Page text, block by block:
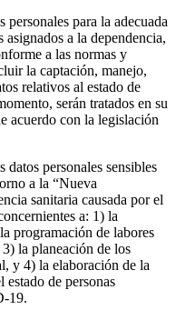
para la adecuada
a la dependencia,
a las normas y
la captación, manejo,
relativos al estado de
serán tratados en su
acuerdo con la legislación
personales sensibles
a la “Nueva
sanitaria causada por el
a: 1) la
programación de labores
la planeación de los
y 4) la elaboración de la
de personas
19.